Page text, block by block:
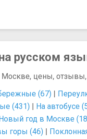
русском
Москве, цены, отзывы,
(67) |
(431) | На автобусе
год в Москве
горы (46) |